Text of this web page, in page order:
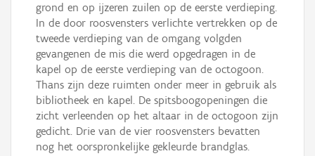
grond en op ijzeren zuilen op de eerste verdieping.
In de door roosvensters verlichte vertrekken op de
tweede verdieping van de omgang volgden
gevangenen de mis die werd opgedragen in de
kapel op de eerste verdieping van de octogoon.
Thans zijn deze ruimten onder meer in gebruik als
bibliotheek en kapel. De spitsboogopeningen die
zicht verleenden op het altaar in de octogoon zijn
gedicht. Drie van de vier roosvensters bevatten
nog het oorspronkelijke gekleurde brandglas.